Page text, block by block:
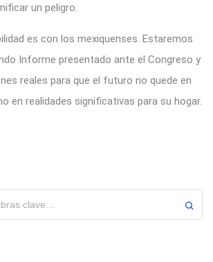
un peligro.
es con los mexiquenses. Estaremos
Informe presentado ante el Congreso y
reales para que el futuro no quede en
en realidades significativas para su hogar.